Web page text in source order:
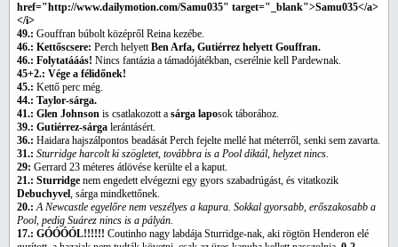
href="http://www.dailymotion.com/Samu035" target="_blank">Samu035</a>
</i>
49.: Gouffran búbolt középről Reina kezébe.
46.: Kettőscsere: Perch helyettBen Arfa, Gutiérrez helyett Gouffran.
46.: Folytatááás! Nincs fantázia a támadójátékban, cserélnie kell Pardewnak.
45+2.: Vége a félidőnek!
45.: Kettő perc még.
44.: Taylor-sárga.
41.: Glen Johnson is csatlakozott a sárga laposok táborához.
39.: Gutiérrez-sárga lerántásért.
36.: Haidara hajszálpontos beadását Perch fejelte mellé hat méterről, senki sem zavarta.
31.: Sturridge harcolt ki szögletet, továbbra is a Pool diktál, helyzet nincs.
29: Gerrard 23 méteres átlövése kerülte el a kaput.
21.: Sturridge nem engedett elvégezni egy gyors szabadrúgást, és vitatkozik
Debuchyvel, sárga mindkettőnek.
20.:A Newcastle egyelőre nem veszélyes a kapura. Sokkal gyorsabb, erőszakosabb a
Pool, pedig Suárez nincs is a pályán.
17.: GÓÓÓÓL!!!!!! Coutinho nagy labdája Sturridge-nak, aki rögtön Henderon elé